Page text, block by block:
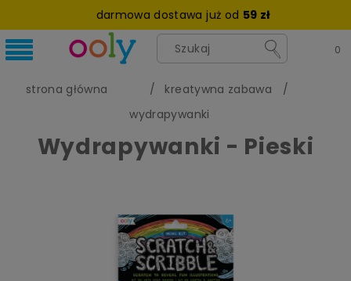
darmowa dostawa już od 59 zł
strona główna
kreatywna zabawa
wydrapywanki
Wydrapywanki - Pieski